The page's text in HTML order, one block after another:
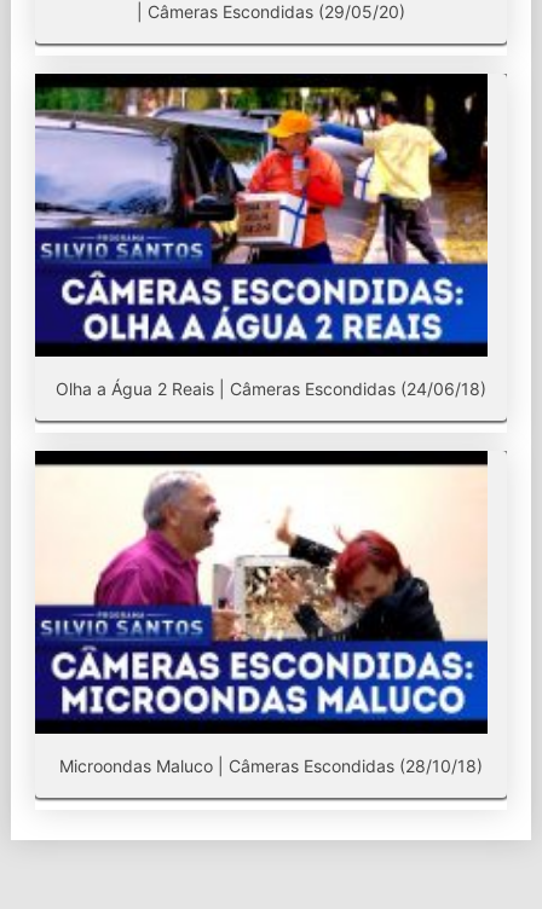
| Câmeras Escondidas (29/05/20)
Olha a Água 2 Reais | Câmeras Escondidas (24/06/18)
Microondas Maluco | Câmeras Escondidas (28/10/18)